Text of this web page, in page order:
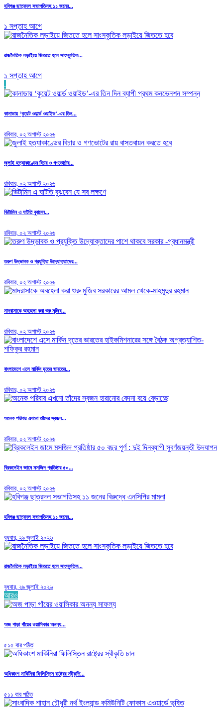
হবিগঞ্জ ছাত্রদল সভাপতিসহ ১১ জনের...
১ সপ্তাহ আগে
রাজনৈতিক লড়াইয়ে জিততে হলে সাংস্কৃতিক...
১ সপ্তাহ আগে
.
কানাডায় ‘কুয়েট ওয়ার্ল্ড ওয়াইড’-এর তিন...
রবিবার, ০২ অগাস্ট ২০২৬
জুলাই হত্যাকাণ্ডের বিচার ও গণভোটের...
রবিবার, ০২ অগাস্ট ২০২৬
ভিটামিন এ ঘাটতি বুঝবেন...
রবিবার, ০২ অগাস্ট ২০২৬
তরুণ উদ্ভাবক ও প্রযুক্তি উদ্যোক্তাদের...
রবিবার, ০২ অগাস্ট ২০২৬
মাদরাসাকে অবহেলা করা শুরু মুজিব...
রবিবার, ০২ অগাস্ট ২০২৬
বাংলাদেশে এসে মার্কিন দূতের ভারতের...
রবিবার, ০২ অগাস্ট ২০২৬
অনেক পরিবার এখনো তাঁদের স্বজন...
রবিবার, ০২ অগাস্ট ২০২৬
ব্রিকলেইন জামে মসজিদ প্রতিষ্ঠার ৫০...
রবিবার, ০২ অগাস্ট ২০২৬
হবিগঞ্জ ছাত্রদল সভাপতিসহ ১১ জনের...
বুধবার, ২৯ জুলাই ২০২৬
রাজনৈতিক লড়াইয়ে জিততে হলে সাংস্কৃতিক...
বুধবার, ২৯ জুলাই ২০২৬
আরও
অজ পাড়া গাঁয়ের ওয়াসিকার অনন্য...
৫১৫ বার পঠিত
অধিকাংশ মার্কিনিরা ফিলিস্তিন রাষ্ট্রের স্বীকৃতি...
৫১১ বার পঠিত